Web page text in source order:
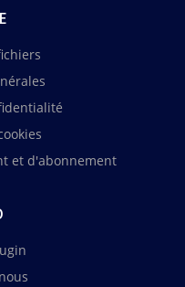
et d'abonnement